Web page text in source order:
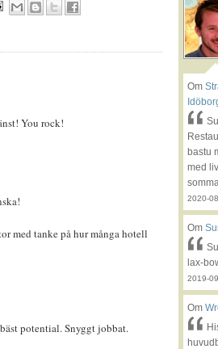
You rock!
med tanke på hur många hotell
potential. Snyggt jobbat.
Om
bastu
med
2020-
Om
lax-
2019-
Om